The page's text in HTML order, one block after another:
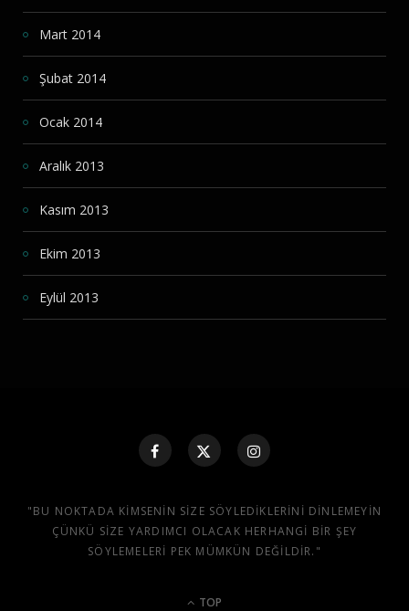
Mart 2014
Şubat 2014
Ocak 2014
Aralık 2013
Kasım 2013
Ekim 2013
Eylül 2013
"BU NOKTADA KIMSENIN SIZE SÖYLEDIKLERINI DINLEMEYIN
ÇÜNKÜ SIZE YARDIMCI OLACAK HERHANGI BIR ŞEY
SÖYLEMELERI PEK MÜMKÜN DEĞILDIR."
TOP